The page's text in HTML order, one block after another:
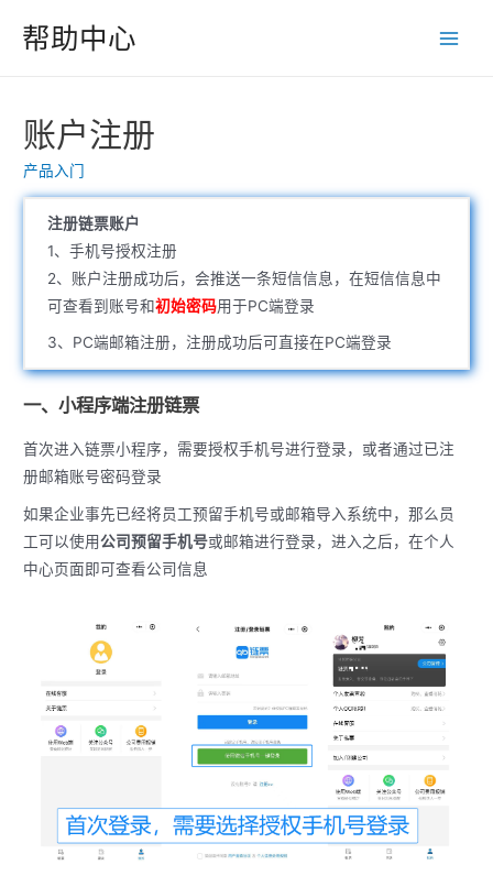
帮助中心
账户注册
产品入门
注册链票账户
1、手机号授权注册
2、账户注册成功后，会推送一条短信信息，在短信信息中
可查看到账号和初始密码用于PC端登录
3、PC端邮箱注册，注册成功后可直接在PC端登录
一、小程序端注册链票
首次进入链票小程序，需要授权手机号进行登录，或者通过已注
册邮箱账号密码登录
如果企业事先已经将员工预留手机号或邮箱导入系统中，那么员
工可以使用公司预留手机号或邮箱进行登录，进入之后，在个人
中心页面即可查看公司信息